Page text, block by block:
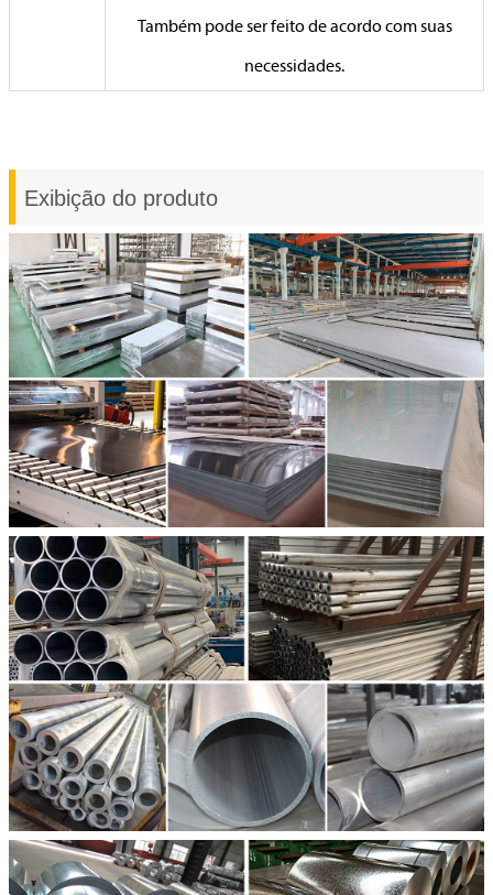
Também pode ser feito de acordo com suas
necessidades.
Exibição do produto